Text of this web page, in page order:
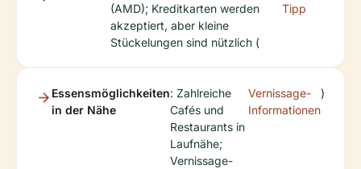
(AMD); Kreditkarten werden
akzeptiert, aber kleine
Stückelungen sind nützlich (
Tipp
Essensmöglichkeiten
in der Nähe
: Zahlreiche
Cafés und
Restaurants in
Laufnähe;
Vernissage-
Vernissage-
Informationen
)